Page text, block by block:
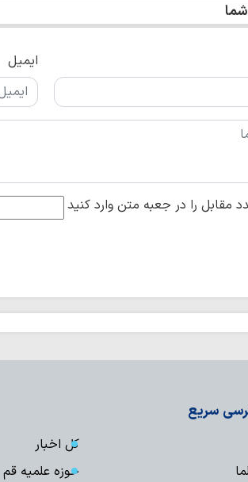
ایمیل
مقابل را در جعبه متن وارد کنید
سریع
کل اخبار
حوزه علمیه قم